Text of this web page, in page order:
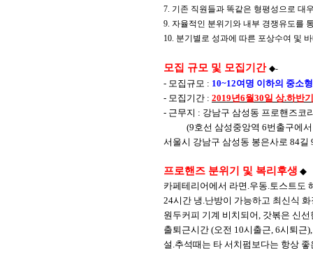
7. 기존 직원들과 똑같은 형평성으로 대
9. 자율적인 분위기와 내부 경쟁유도를
10. 분기별로 성과에 따른 포상수여 및
모집 규모 및 모집기간 ◆-
- 모집규모 : 10~12여명 이하의 중소
- 모집기간 : 2019년6월30일 상.하반
- 근무지 : 강남구 삼성동 프로핸즈코
(9호선 삼성중앙역 6번출구에서
서울시 강남구 삼성동 봉은사로 84길
프로핸즈 분위기 및 복리후생 ◆
카페테리어에서 라면 .우동.토스트도
24시간 냉.난방이 가능하고 최신식
원두커피 기계 비치되어, 갓볶은 신
출퇴근시간 (오전 10시출근, 6시퇴근
설 .추석때는 타 서치펌보다는 항상